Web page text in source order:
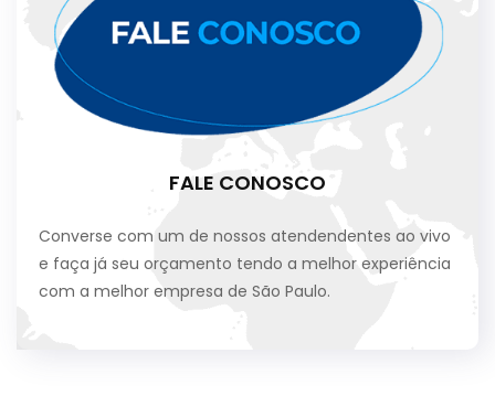
FALE CONOSCO
Converse com um de nossos atendendentes ao vivo
e faça já seu orçamento tendo a melhor experiência
com a melhor empresa de São Paulo.